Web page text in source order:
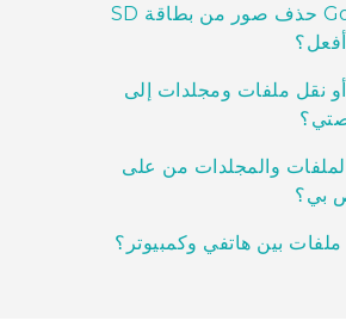
لا يتيح صور Google حذف صور من بطاقة SD
نقل ملفات ومجلدات إلى
والمجلدات من على
بين هاتفي وكمبيوتر؟